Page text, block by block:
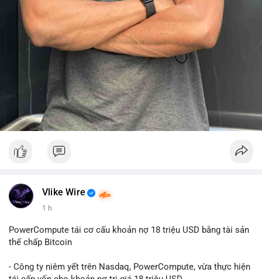
Vlike Wire
1 h
PowerCompute tái cơ cấu khoản nợ 18 triệu USD bằng tài sản
thế chấp Bitcoin
- Công ty niêm yết trên Nasdaq, PowerCompute, vừa thực hiện